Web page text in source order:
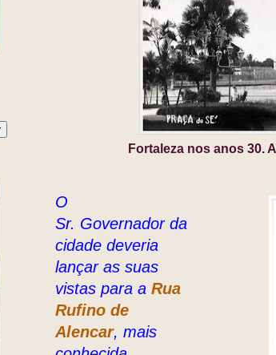
Fortaleza nos anos 30.
O
Sr. Governador da
cidade deveria
lançar as suas
vistas para a Rua
Rufino de
Alencar, mais